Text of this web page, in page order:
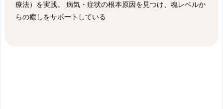
療法）を実践。 病気・症状の根本原因を見つけ、魂レベルか
らの癒しをサポートしている